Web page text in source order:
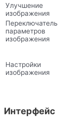
Улучшение
изображения
Переключатель
параметров
изображения
Настройки
изображения
Интерфейс